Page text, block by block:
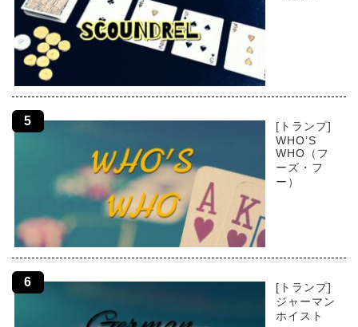
[トランプ]
WHO’S
WHO（フ
ーズ・フ
ー）
[トランプ]
ジャーマン
ホイスト